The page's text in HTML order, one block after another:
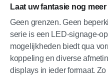
Laat uw fantasie nog
Geen grenzen. Geen
serie is een LED-signage-
mogelijkheden biedt qua
koppeling en diverse
displays in ieder formaat.